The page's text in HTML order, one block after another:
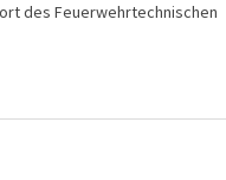
des Feuerwehrtechnischen